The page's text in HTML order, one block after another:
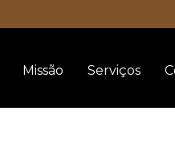
Missão Serviços